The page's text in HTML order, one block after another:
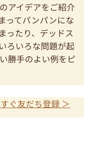
アイデアをご紹介
ってパンパンにな
ったり、デッドス
ろいろな問題が起
勝手のよい例をピ
ぐ友だち登録 ＞